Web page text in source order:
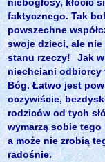
faktycznego. Tak
powszechne
swoje dzieci, ale
stanu rzeczy!
Jak
niechciani odbiorcy
Bóg. Łatwo jest
oczywiście,
rodziców od tych
wymarzą sobie
a może nie zrobią
radośnie.